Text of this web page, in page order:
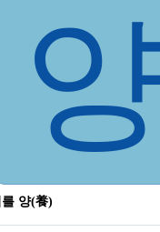
를 양(養)